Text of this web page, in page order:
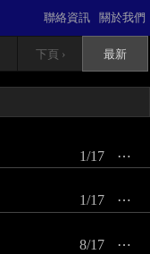
關於我們
聯絡資訊
下頁 › 最新
⋯
1/17
⋯
1/17
⋯
8/17